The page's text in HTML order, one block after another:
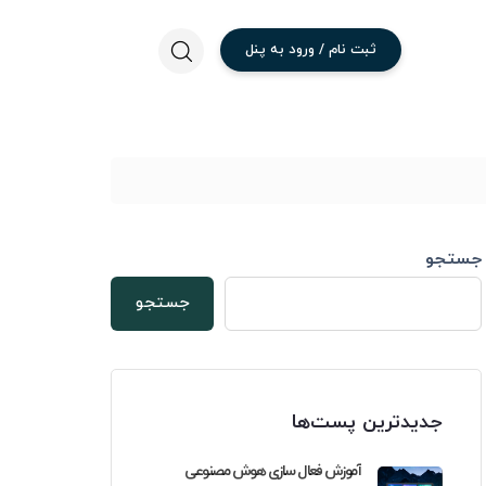
ثبت نام / ورود به پنل
جستجو
جستجو
جدیدترین پست‌ها
آموزش فعال سازی هوش مصنوعی